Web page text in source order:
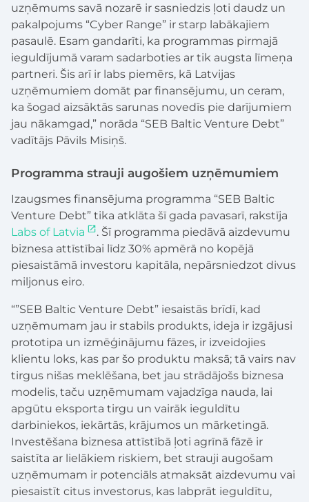
uzņēmums savā nozarē ir sasniedzis ļoti daudz un
pakalpojums “Cyber ​​Range” ir starp labākajiem
pasaulē. Esam gandarīti, ka programmas pirmajā
ieguldījumā varam sadarboties ar tik augsta līmeņa
partneri. Šis arī ir labs piemērs, kā Latvijas
uzņēmumiem domāt par finansējumu, un ceram,
ka šogad aizsāktās sarunas novedīs pie darījumiem
jau nākamgad,” norāda “SEB Baltic Venture Debt”
vadītājs Pāvils Misiņš.
Programma strauji augošiem uzņēmumiem
Izaugsmes finansējuma programma “SEB Baltic
Venture Debt” tika atklāta šī gada pavasarī, rakstīja
Labs of Latvia
. Šī programma piedāvā aizdevumu
biznesa attīstībai līdz 30% apmērā no kopējā
piesaistāmā investoru kapitāla, nepārsniedzot divus
miljonus eiro.
“”SEB Baltic Venture Debt” iesaistās brīdī, kad
uzņēmumam jau ir stabils produkts, ideja ir izgājusi
prototipa un izmēģinājumu fāzes, ir izveidojies
klientu loks, kas par šo produktu maksā; tā vairs nav
tirgus nišas meklēšana, bet jau strādājošs biznesa
modelis, taču uzņēmumam vajadzīga nauda, lai
apgūtu eksporta tirgu un vairāk ieguldītu
darbiniekos, iekārtās, krājumos un mārketingā.
Investēšana biznesa attīstībā ļoti agrīnā fāzē ir
saistīta ar lielākiem riskiem, bet strauji augošam
uzņēmumam ir potenciāls atmaksāt aizdevumu vai
piesaistīt citus investorus, kas labprāt ieguldītu,